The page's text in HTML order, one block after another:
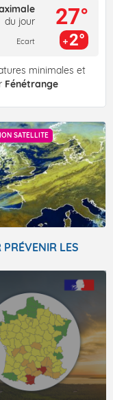
du jour
Ecart
27°
2°
minimales et
Fénétrange
SATELLITE
LES